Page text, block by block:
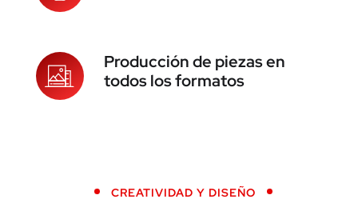
Producción de piezas en
todos los formatos
CREATIVIDAD Y DISEÑO